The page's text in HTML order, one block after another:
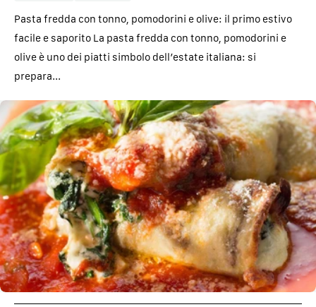
Pasta fredda con tonno, pomodorini e olive: il primo estivo
facile e saporito La pasta fredda con tonno, pomodorini e
olive è uno dei piatti simbolo dell’estate italiana: si
prepara...